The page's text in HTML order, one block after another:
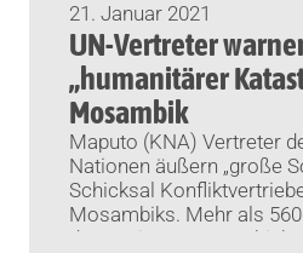
21. Januar 2021
UN-Vertreter
„humanitärer
Mosambik
Maputo (KNA) Vertreter
Nationen äußern „große
Schicksal
Mosambiks. Mehr als
der Region mussten